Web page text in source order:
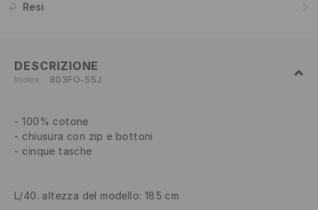
Resi
DESCRIZIONE
Index 803FO-55J
100% cotone
chiusura con zip e bottoni
cinque tasche
L/40. altezza del modello: 185 cm